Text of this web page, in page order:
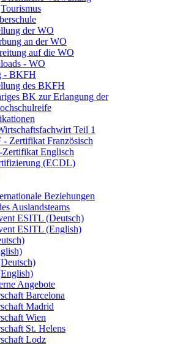
Tourismus
der WO
an der WO
auf die WO
- WO
- BKFH
des BKFH
BK zur Erlangung der
Teil 1
Zertifikat Französisch
Englisch
(ECDL)
Beziehungen
Auslandsteams
ESITL (Deutsch)
ESITL (English)
Angebote
Barcelona
Madrid
Wien
St. Helens
Lodz